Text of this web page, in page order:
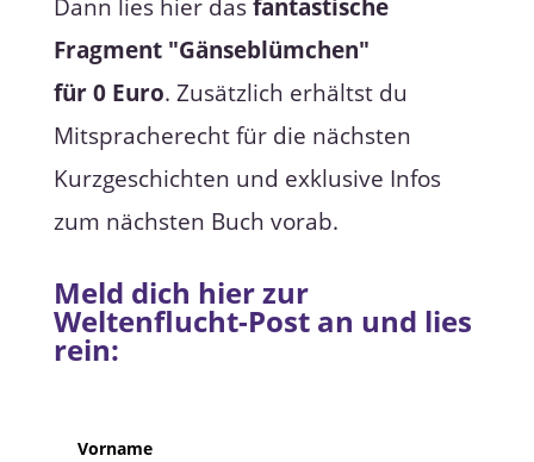
Dann lies hier dasfantastische
Fragment "Gänseblümchen"
für 0 Euro. Zusätzlich erhältst du
Mitspracherecht für die nächsten
Kurzgeschichten und exklusive Infos
zum nächsten Buch vorab.
Meld dich hier zur
Weltenflucht-Post an und lies
rein:
Vorname